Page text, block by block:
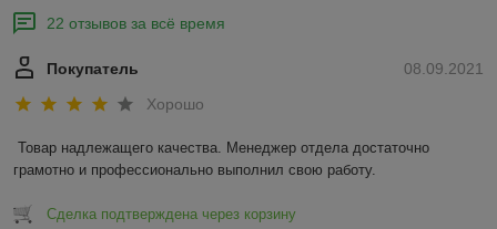
22 отзывов за всё время
08.09.2021
Покупатель
Хорошо
Товар надлежащего качества. Менеджер отдела достаточно
грамотно и профессионально выполнил свою работу.
Сделка подтверждена через корзину